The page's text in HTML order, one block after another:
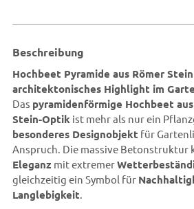
Beschreibung
Hochbeet Pyramide aus Römer Stein
architektonisches Highlight im
Das pyramidenförmige Hochbeet
Stein-Optik ist mehr als nur ein
besonderes Designobjekt für
Anspruch. Die massive
Eleganz mit extremer
gleichzeitig ein Symbol für
Langlebigkeit.